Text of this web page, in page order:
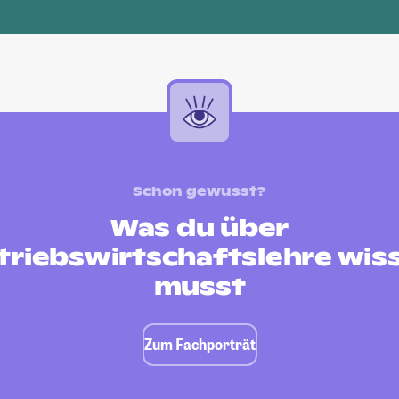
Schon gewusst?
Was du über
musst
Zum Fachporträt